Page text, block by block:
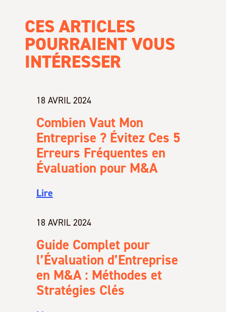
CES ARTICLES
POURRAIENT VOUS
INTÉRESSER
18 AVRIL 2024
Combien Vaut Mon
Entreprise ? Évitez Ces 5
Erreurs Fréquentes en
Évaluation pour M&A
Lire
18 AVRIL 2024
Guide Complet pour
l’Évaluation d’Entreprise
en M&A : Méthodes et
Stratégies Clés